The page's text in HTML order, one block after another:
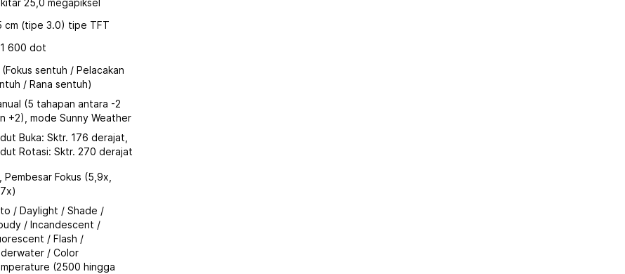
25,0 megapiksel
cm (tipe 3.0) tipe TFT
600 dot
(Fokus sentuh / Pelacakan
/ Rana sentuh)
(5 tahapan antara -2
+2), mode Sunny Weather
Buka: Sktr. 176 derajat,
Rotasi: Sktr. 270 derajat
Pembesar Fokus (5,9x,
/ Daylight / Shade /
/ Incandescent /
/ Flash /
/ Color
(2500 hingga